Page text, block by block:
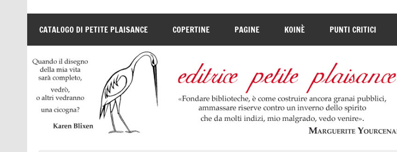
CATALOGO DI PETITE PLAISANCE COPERTINE PAGINE KOINÈ PUNTI CRITICI